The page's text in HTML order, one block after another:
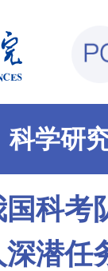
科学研
国科
深潜任